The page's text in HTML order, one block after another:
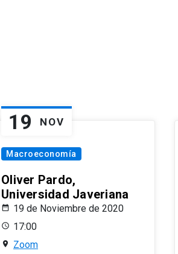
19 NOV
Macroeconomía
Oliver Pardo,
Universidad Javeriana
19 de Noviembre de 2020
17:00
Zoom